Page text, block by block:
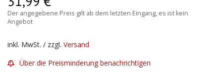
Der angegebene Preis gilt ab dem letzten Eingang, es ist kein
Angebot
inkl. MwSt. / zzgl. Versand
Über die Preisminderung benachrichtigen